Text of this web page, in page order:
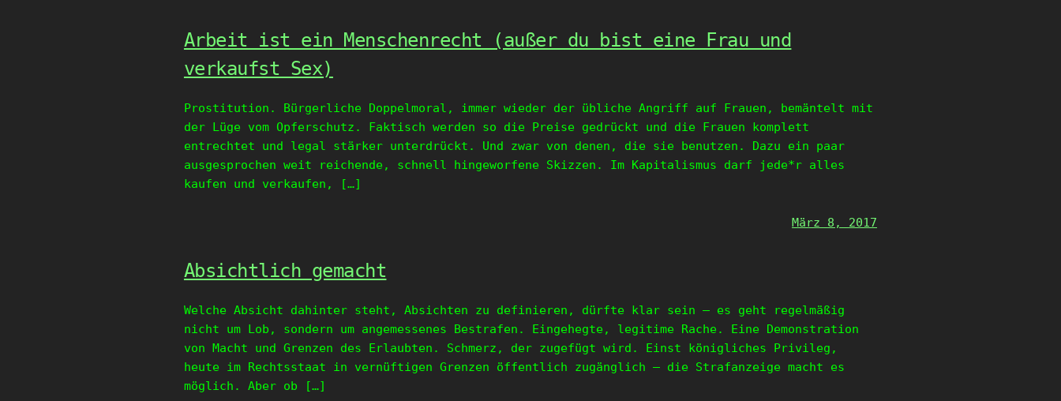
Arbeit ist ein Menschenrecht (außer du bist eine Frau und
verkaufst Sex)
Prostitution. Bürgerliche Doppelmoral, immer wieder der übliche Angriff auf Frauen, bemäntelt mit
der Lüge vom Opferschutz. Faktisch werden so die Preise gedrückt und die Frauen komplett
entrechtet und legal stärker unterdrückt. Und zwar von denen, die sie benutzen. Dazu ein paar
ausgesprochen weit reichende, schnell hingeworfene Skizzen. Im Kapitalismus darf jede*r alles
kaufen und verkaufen, […]
März 8, 2017
Absichtlich gemacht
Welche Absicht dahinter steht, Absichten zu definieren, dürfte klar sein – es geht regelmäßig
nicht um Lob, sondern um angemessenes Bestrafen. Eingehegte, legitime Rache. Eine Demonstration
von Macht und Grenzen des Erlaubten. Schmerz, der zugefügt wird. Einst königliches Privileg,
heute im Rechtsstaat in vernüftigen Grenzen öffentlich zugänglich – die Strafanzeige macht es
möglich. Aber ob […]